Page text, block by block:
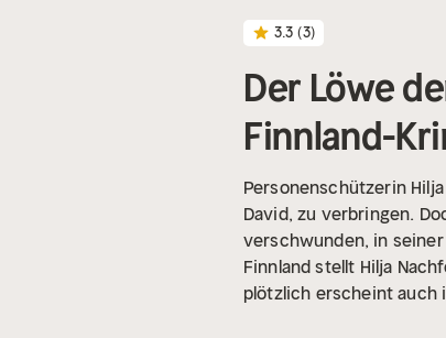
3.3 (3)
Der Löwe
Finnland-
Personenschützerin
David, zu verbringen.
verschwunden, in
Finnland stellt Hilja
plötzlich erscheint auch